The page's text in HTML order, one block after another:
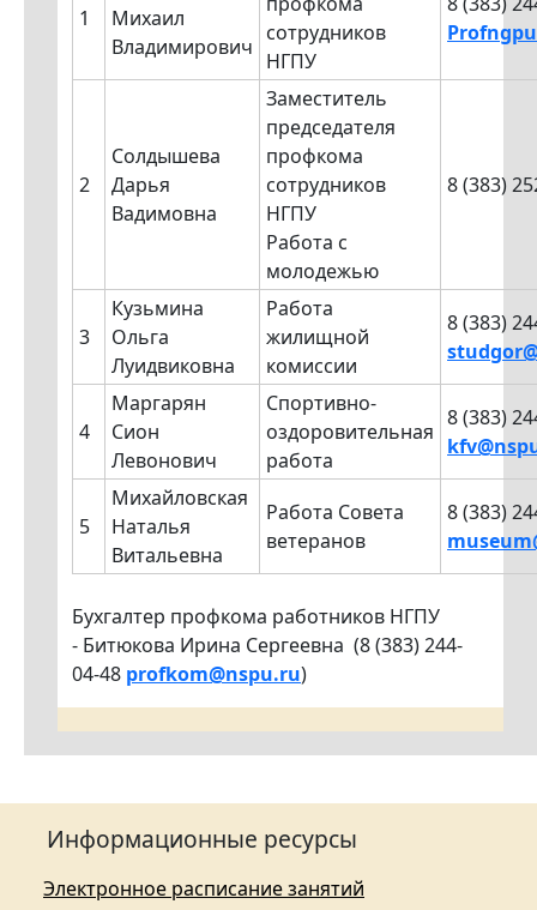
1
Михаил
Владимирович
сотрудников
НГПУ
2
Солдышева
Дарья
Вадимовна
Заместитель
председателя
профкома
сотрудников
НГПУ
Работа с
молодежью
8 (383)
3
Кузьмина
Ольга
Луидвиковна
Работа
жилищной
комиссии
8 (383)
4
Маргарян
Сион
Левонович
Спортивно-
оздоровительная
работа
8 (383)
5
Михайловская
Наталья
Витальевна
Работа Совета
ветеранов
8 (383)
Бухгалтер профкома работников НГПУ
- Битюкова Ирина Сергеевна (8 (383) 244-
04-48 profkom@nspu.ru)
Информационные ресурсы
Электронное расписание занятий